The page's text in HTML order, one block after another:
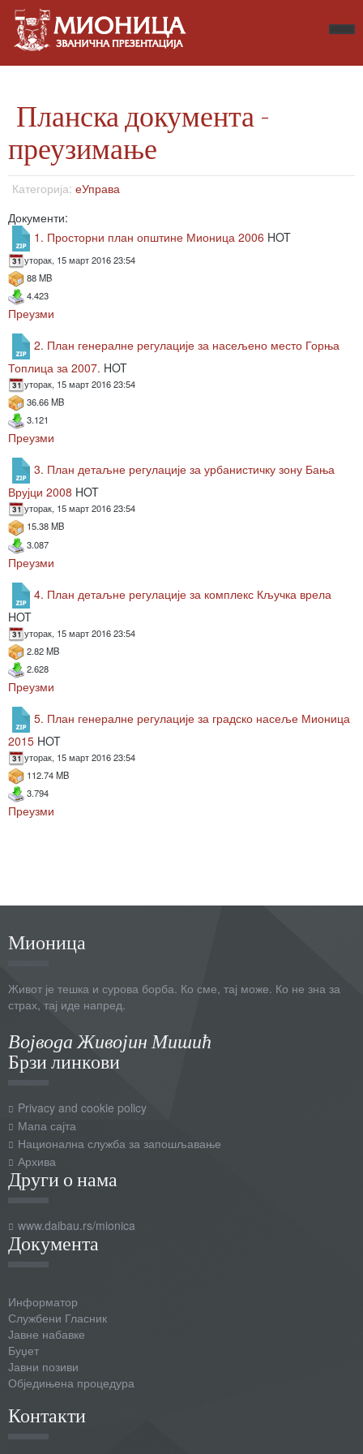
Планска документа -
преузимање
Категорија: еУправа
Документи:
1. Просторни план општине Мионица 2006 HOT
уторак, 15 март 2016 23:54
88 MB
4.423
Преузми
2. План генералне регулације за насељено место Горња
Топлица за 2007. HOT
уторак, 15 март 2016 23:54
36.66 MB
3.121
Преузми
3. План детаљне регулације за урбанистичку зону Бања
Врујци 2008 HOT
уторак, 15 март 2016 23:54
15.38 MB
3.087
Преузми
4. План детаљне регулације за комплекс Кључка врела
HOT
уторак, 15 март 2016 23:54
2.82 MB
2.628
Преузми
5. План генералне регулације за градско насеље Мионица
2015 HOT
уторак, 15 март 2016 23:54
112.74 MB
3.794
Преузми
Мионица
Живот је тешка и сурова борба. Ко сме, тај може. Ко не зна за
страх, тај иде напред.
Војвода Живојин Мишић
Брзи линкови
Privacy and cookie policy
Мапа сајта
Национална служба за запошљавање
Архива
Други о нама
www.daibau.rs/mionica
Документа
Информатор
Службени Гласник
Јавне набавке
Буџет
Јавни позиви
Обједињена процедура
Контакти